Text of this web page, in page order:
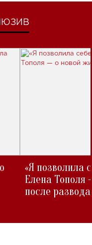
«Я позволила
Елена Тополя
после развода